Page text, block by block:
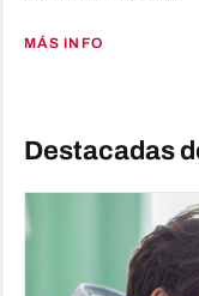
MÁS INFO
Destacadas